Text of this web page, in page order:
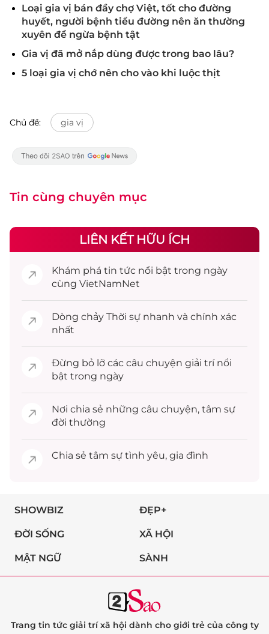
Loại gia vị bán đầy chợ Việt, tốt cho đường
huyết, người bệnh tiểu đường nên ăn thường
xuyên để ngừa bệnh tật
Gia vị đã mở nắp dùng được trong bao lâu?
5 loại gia vị chớ nên cho vào khi luộc thịt
Chủ đề: gia vị
Tin cùng chuyên mục
LIÊN KẾT HỮU ÍCH
Khám phá tin tức nổi bật trong ngày
cùng VietNamNet
Dòng chảy Thời sự nhanh và chính xác
nhất
Đừng bỏ lỡ các câu chuyện giải trínổi
bật trong ngày
Nơi chia sẻ những câu chuyện, tâm sự
đời thường
Chia sẻ tâm sự tình yêu, gia đình
SHOWBIZ ĐẸP+
ĐỜI SỐNG XÃ HỘI
MẬT NGỮ SÀNH
Trang tin tức giải trí xã hội dành cho giới trẻ của công ty